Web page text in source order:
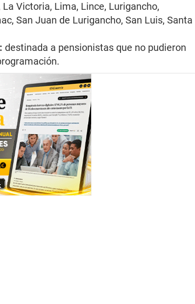
Victoria, Lima, Lince, Lurigancho,
San Juan de Lurigancho, San Luis, Santa
destinada a pensionistas que no pudieron